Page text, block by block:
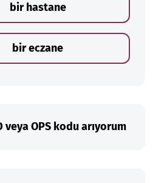
bir hastane
bir eczane
veya OPS kodu arıyorum